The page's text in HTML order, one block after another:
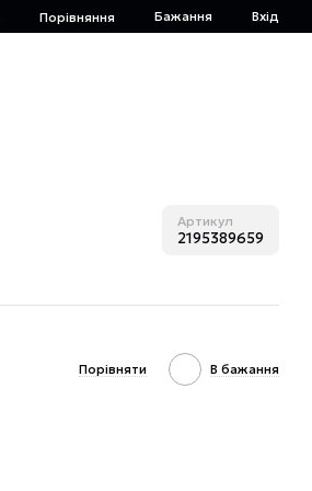
Порівняння Бажання Вхід
Артикул
2195389659
Порівняти В бажання